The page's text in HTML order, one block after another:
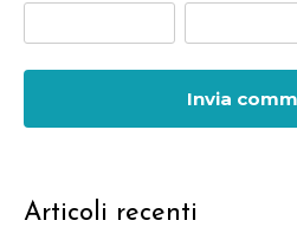
Articoli recenti